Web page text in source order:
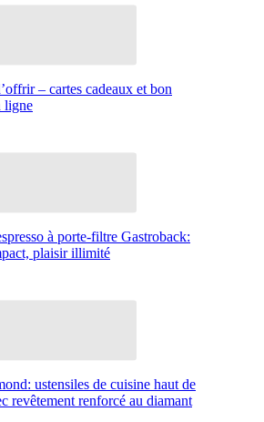
– cartes cadeaux et bon
ligne
à porte-filtre Gastroback:
plaisir illimité
ustensiles de cuisine haut de
revêtement renforcé au diamant